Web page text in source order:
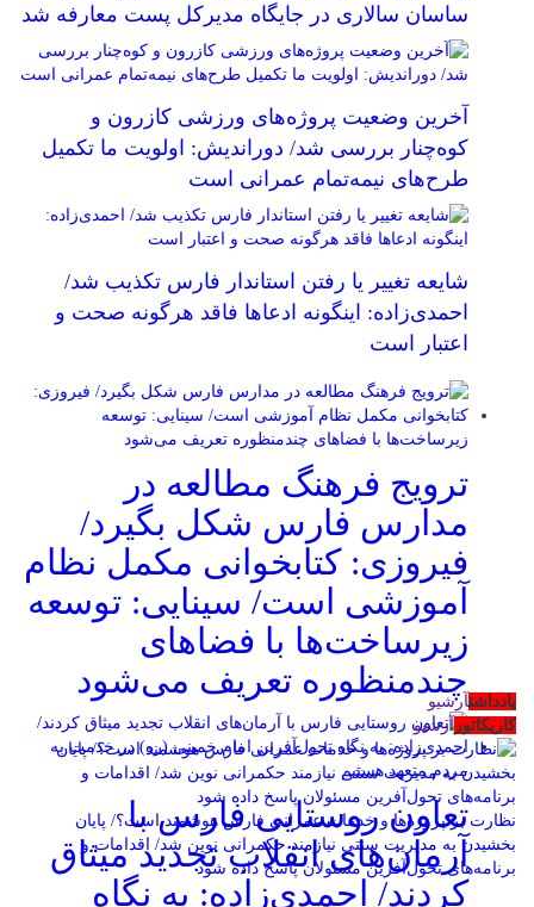
ساسان سالاری در جایگاه مدیرکل پست معارفه شد
آخرین وضعیت پروژه‌های ورزشی کازرون و
کوه‌چنار بررسی شد/ دوراندیش: اولویت ما تکمیل
طرح‌های نیمه‌تمام عمرانی است
شایعه تغییر یا رفتن استاندار فارس تکذیب شد/
احمدی‌زاده: اینگونه ادعاها فاقد هرگونه صحت و
اعتبار است
ترویج فرهنگ مطالعه در
مدارس فارس شکل بگیرد/
فیروزی: کتابخوانی مکمل نظام
آموزشی است/ سینایی: توسعه
زیرساخت‌ها با فضاهای
چندمنظوره تعریف می‌شود
تعاون روستایی فارس با
آرمان‌های انقلاب تجدید میثاق
کردند/ احمدی‌زاده: به نگاه
یادداشتآرشیو
کاریکاتور آرشیو
نظارت بر پروژه‌ها و خدمات عمرانی فارس هوشمند است؟/ پایان
بخشیدن به مدیریت سنتی نیازمند حکمرانی نوین شد/ اقدامات و
برنامه‌های تحول‌آفرین مسئولان پاسخ داده شود